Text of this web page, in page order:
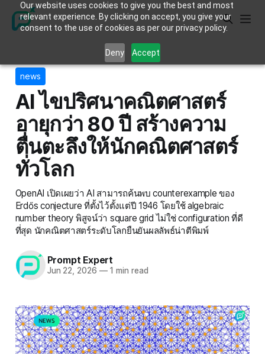
Our website uses cookies to give you the best and most
relevant experience. By clicking on accept, you give your
consent to the use of cookies as per our privacy policy.
Deny Accept
news
AI ไขปริศนาคณิตศาสตร์
อายุกว่า 80 ปี สร้างความ
ตื่นตะลึงให้นักคณิตศาสตร์
ทั่วโลก
OpenAI เปิดเผยว่า AI สามารถค้นพบ counterexample ของ
Erdős conjecture ที่ตั้งไว้ตั้งแต่ปี 1946 โดยใช้ algebraic
number theory พิสูจน์ว่า square grid ไม่ใช่ configuration ที่ดี
ที่สุด นักคณิตศาสตร์ระดับโลกยืนยันผลลัพธ์น่าตีพิมพ์
Prompt Expert
Jun 22, 2026 —1 min read